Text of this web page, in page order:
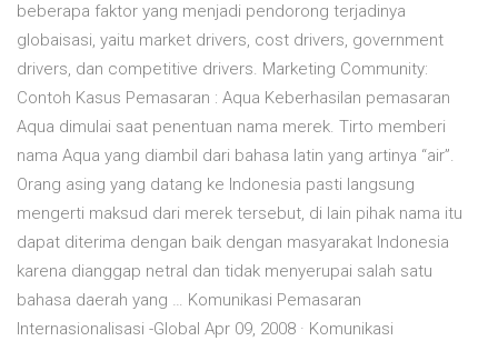
beberapa faktor yang menjadi pendorong terjadinya
globaisasi, yaitu market drivers, cost drivers, government
drivers, dan competitive drivers. Marketing Community:
Contoh Kasus Pemasaran : Aqua Keberhasilan pemasaran
Aqua dimulai saat penentuan nama merek. Tirto memberi
nama Aqua yang diambil dari bahasa latin yang artinya “air”.
Orang asing yang datang ke Indonesia pasti langsung
mengerti maksud dari merek tersebut, di lain pihak nama itu
dapat diterima dengan baik dengan masyarakat Indonesia
karena dianggap netral dan tidak menyerupai salah satu
bahasa daerah yang … Komunikasi Pemasaran
Internasionalisasi -Global Apr 09, 2008 · Komunikasi